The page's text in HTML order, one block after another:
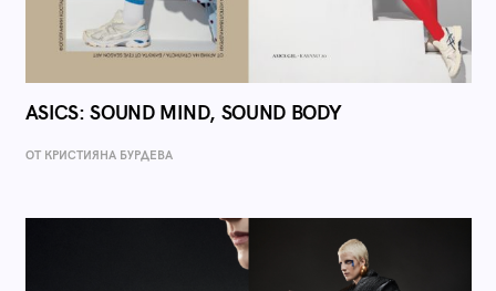
ASICS: SOUND MIND, SOUND BODY
ОТ КРИСТИЯНА БУРДЕВА